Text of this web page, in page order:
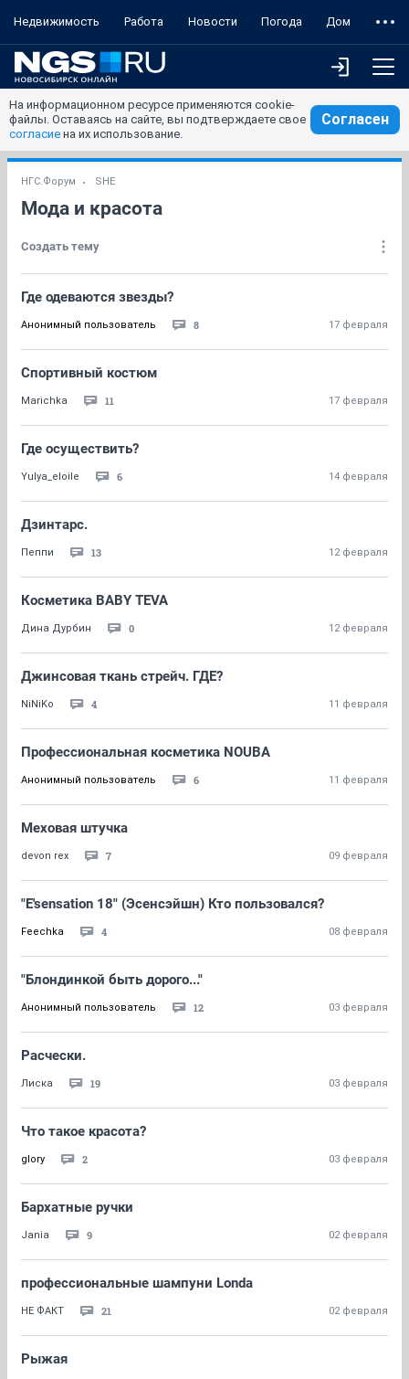
Недвижимость Работа Новости Погода Дом
На информационном ресурсе применяются cookie-
файлы. Оставаясь на сайте, вы подтверждаете свое
согласие на их использование.
Согласен
НГС.Форум SHE
Мода и красота
Создать тему
Где одеваются звезды?
Анонимный пользователь 8 17 февраля
Спортивный костюм
Marichka 11 17 февраля
Где осуществить?
Yulya_eloile 6 14 февраля
Дзинтарс.
Пеппи 13 12 февраля
Косметика BABY TEVA
Дина Дурбин 0 12 февраля
Джинсовая ткань стрейч. ГДЕ?
NiNiKo 4 11 февраля
Профессиональная косметика NOUBA
Анонимный пользователь 6 11 февраля
Меховая штучка
devon rex 7 09 февраля
"E'sensation 18" (Эсенсэйшн) Кто пользовался?
Feechka 4 08 февраля
"Блондинкой быть дорого..."
Анонимный пользователь 12 03 февраля
Расчески.
Лиска 19 03 февраля
Что такое красота?
glory 2 03 февраля
Бархатные ручки
Jania 9 02 февраля
профессиональные шампуни Londa
НЕ ФАКТ 21 02 февраля
Рыжая